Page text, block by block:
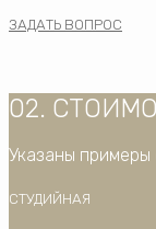
ЗАДАТЬ ВОПРОС
02.
Указаны примеры
СТУДИЙНАЯ